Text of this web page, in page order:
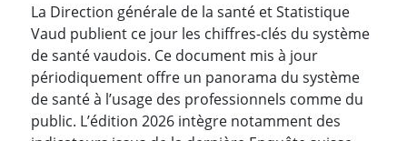
La Direction générale de la santé et Statistique
Vaud publient ce jour les chiffres-clés du système
de santé vaudois. Ce document mis à jour
périodiquement offre un panorama du système
de santé à l’usage des professionnels comme du
public. L’édition 2026 intègre notamment des